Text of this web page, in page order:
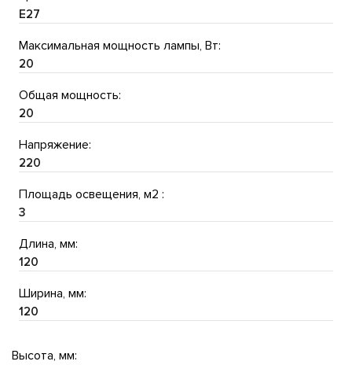
E27
Максимальная мощность лампы, Вт:
20
Общая мощность:
20
Напряжение:
220
Площадь освещения, м2 :
3
Длина, мм:
120
Ширина, мм:
120
Высота, мм: